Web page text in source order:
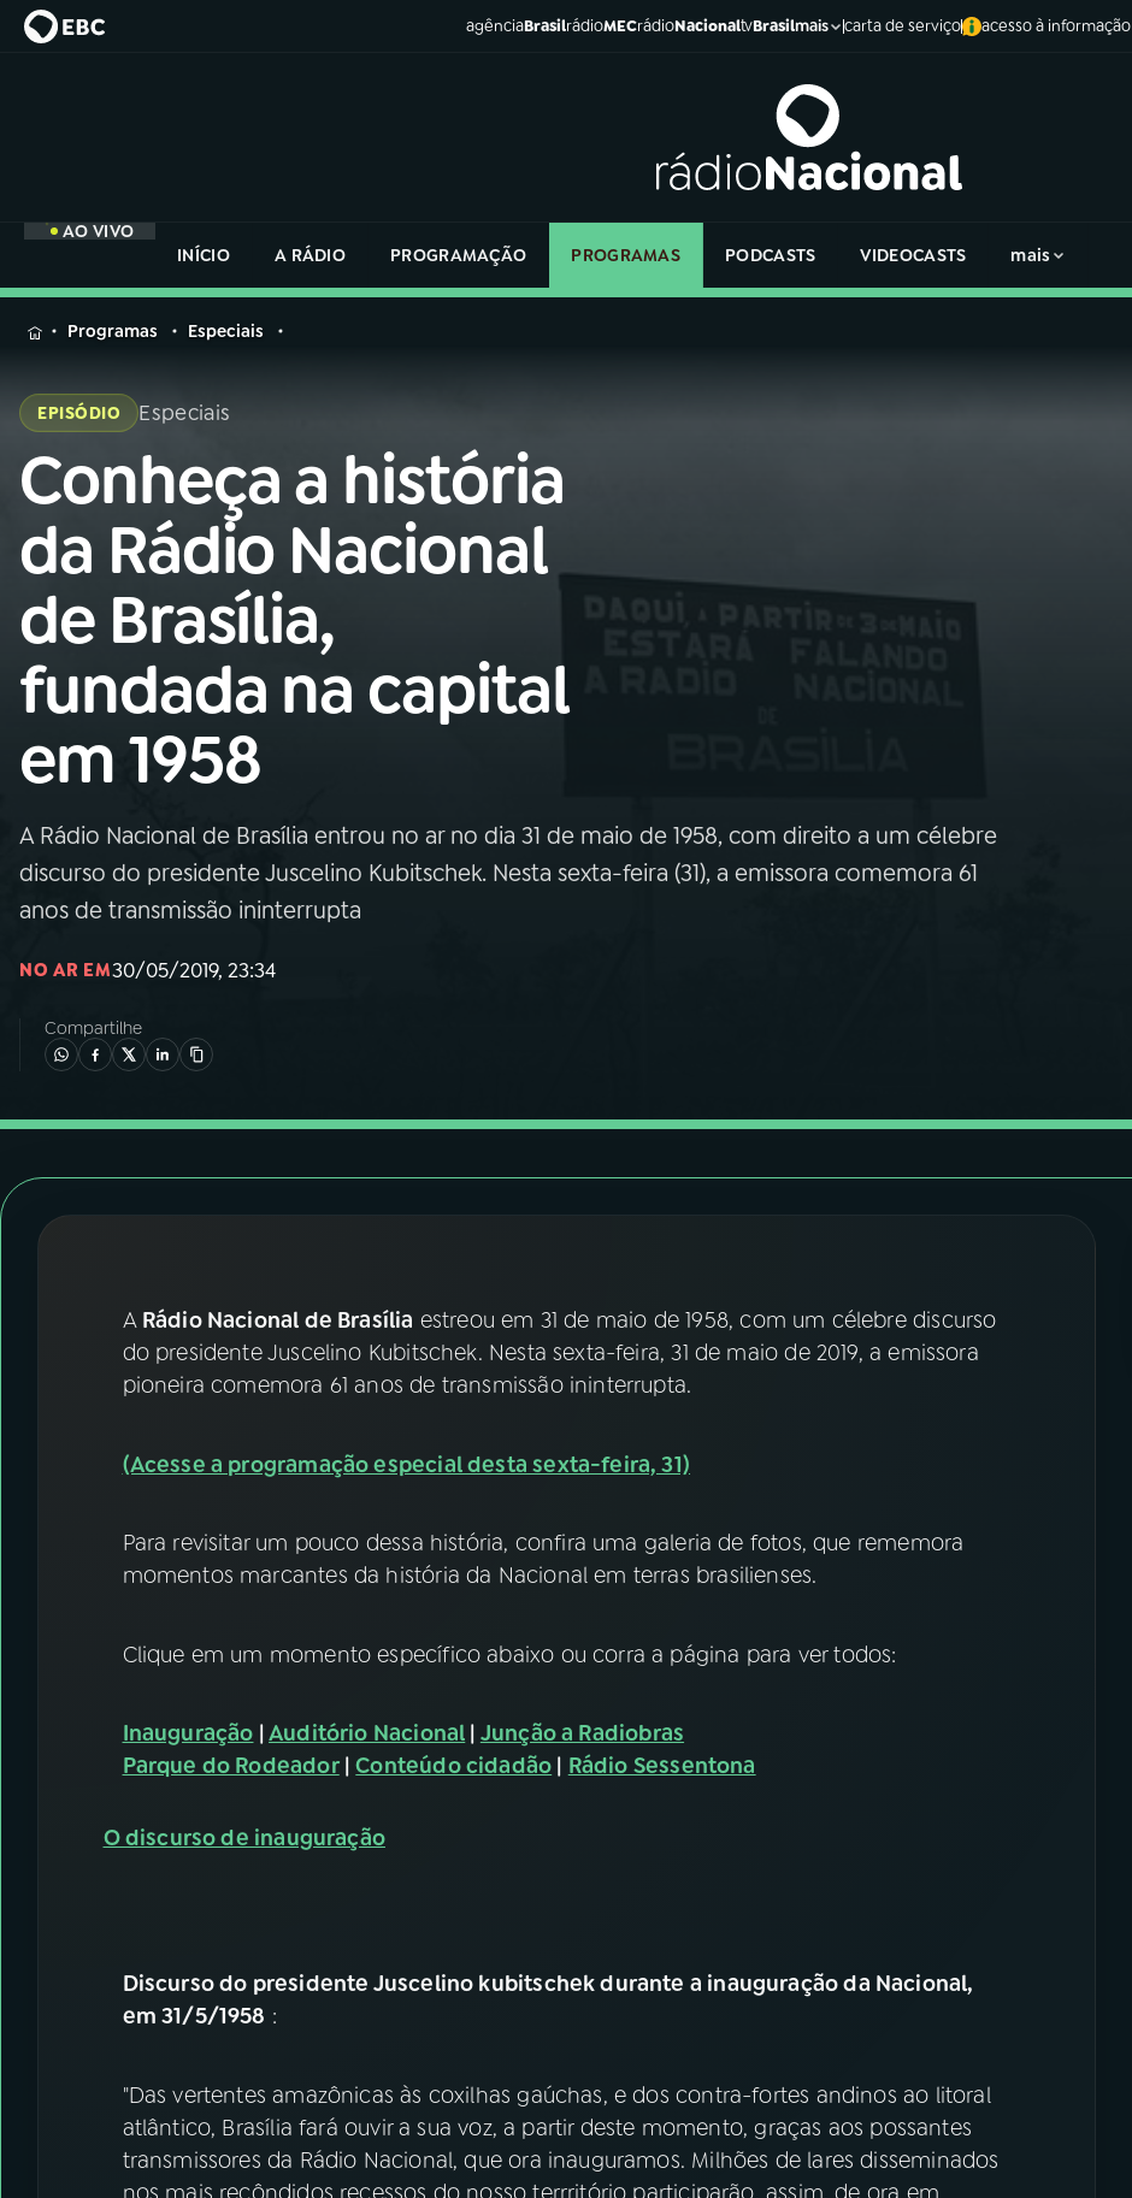
agênciaBrasilrádioMECrádioNacionaltvBrasilmais carta de serviço acesso à informação
AO VIVO
INÍCIO
A RÁDIO PROGRAMAÇÃO PROGRAMAS PODCASTS VIDEOCASTS mais
MENU
Buscar
na
Rádio
Nacional
AO VIVO
01 INÍCIO
02A RÁDIO
03 PROGRAMAÇÃO
04PROGRAMAS
05PODCASTS
Instagram X
na
Rádio
Programas Especiais
EPISÓDIO Especiais
Conheça a história
da Rádio Nacional
de Brasília,
fundada na capital
em 1958
A Rádio Nacional de Brasília entrou no ar no dia 31 de maio de 1958, com direito a um célebre
discurso do presidente Juscelino Kubitschek. Nesta sexta-feira (31), a emissora comemora 61
anos de transmissão ininterrupta
NO AR EM30/05/2019, 23:34
Compartilhe
A Rádio Nacional de Brasília estreou em 31 de maio de 1958, com um célebre discurso
do presidente Juscelino Kubitschek. Nesta sexta-feira, 31 de maio de 2019, a emissora
pioneira comemora 61 anos de transmissão ininterrupta.
(Acesse a programação especial desta sexta-feira, 31)
Para revisitar um pouco dessa história, confira uma galeria de fotos, que rememora
momentos marcantes da história da Nacional em terras brasilienses.
Clique em um momento específico abaixo ou corra a página para ver todos:
Inauguração |Auditório Nacional | Junção a Radiobras
Parque do Rodeador|Conteúdo cidadão | Rádio Sessentona
O discurso de inauguração
Discurso do presidente Juscelino kubitschek durante a inauguração da Nacional,
em 31/5/1958 :
"Das vertentes amazônicas às coxilhas gaúchas, e dos contra-fortes andinos ao litoral
atlântico, Brasília fará ouvir a sua voz, a partir deste momento, graças aos possantes
transmissores da Rádio Nacional, que ora inauguramos. Milhões de lares disseminados